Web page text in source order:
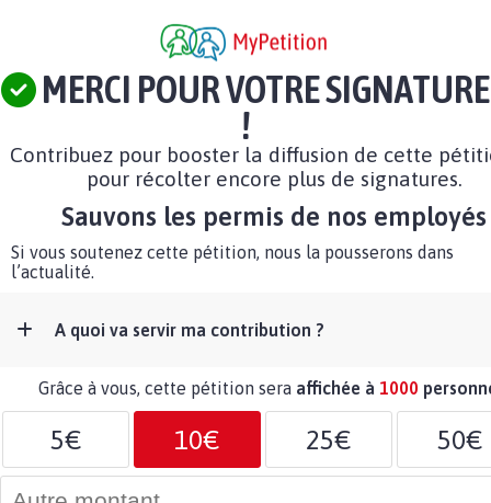
MERCI POUR VOTRE SIGNATURE
!
Contribuez pour booster la diffusion de cette
pour récolter encore plus de signatures.
Sauvons les permis de nos employés
Si vous soutenez cette pétition, nous la pousserons dans
l’actualité.
A quoi va servir ma contribution ?
Grâce à vous, cette pétition sera affichée à 1000
5€ 10€ 25€ 50€